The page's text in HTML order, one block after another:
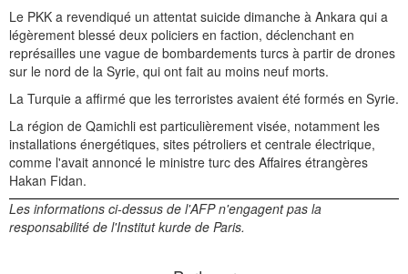
Le PKK a revendiqué un attentat suicide dimanche à Ankara qui a
légèrement blessé deux policiers en faction, déclenchant en
représailles une vague de bombardements turcs à partir de drones
sur le nord de la Syrie, qui ont fait au moins neuf morts.
La Turquie a affirmé que les terroristes avaient été formés en Syrie.
La région de Qamichli est particulièrement visée, notamment les
installations énergétiques, sites pétroliers et centrale électrique,
comme l'avait annoncé le ministre turc des Affaires étrangères
Hakan Fidan.
Les informations ci-dessus de l'AFP n'engagent pas la
responsabilité de l'Institut kurde de Paris.